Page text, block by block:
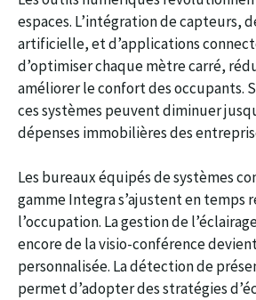
espaces. L’intégration de capteurs,
artificielle, et d’applications
d’optimiser chaque mètre carré,
améliorer le confort des occupants.
ces systèmes peuvent diminuer
dépenses immobilières des
Les bureaux équipés de systèmes
gamme Integra s’ajustent en temps
l’occupation. La gestion de
encore de la visio-conférence
personnalisée. La détection de
permet d’adopter des stratégies